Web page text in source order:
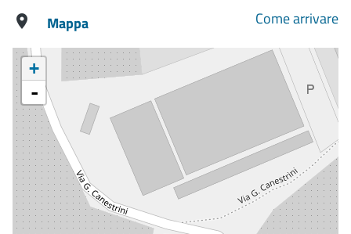
Mappa Come arrivare
+
-